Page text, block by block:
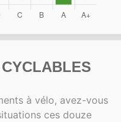
à vélo, avez-vous
ces douze